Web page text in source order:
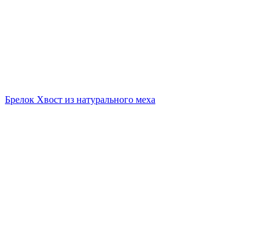
Брелок Хвост из натурального меха